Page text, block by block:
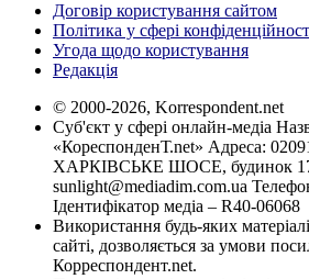
Договір користування сайтом
Політика у сфері
Угода щодо користування
Редакція
© 2000-2026, Korrespondent.net
Суб'єкт у сфері онлайн-медіа
«КореспонденТ.net» Адреса:
ХАРКІВСЬКЕ ШОСЕ, будинок
sunlight@mediadim.com.ua
Ідентифікатор медіа – R40-06068
Використання будь-яких
сайті, дозволяється за умови
Корреспондент.net.